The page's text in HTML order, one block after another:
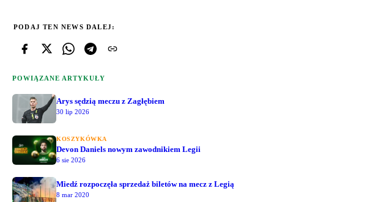
PODAJ TEN NEWS DALEJ:
POWIĄZANE ARTYKUŁY
Arys sędzią meczu z Zagłębiem
30 lip 2026
KOSZYKÓWKA
Devon Daniels nowym zawodnikiem Legii
6 sie 2026
Miedź rozpoczęła sprzedaż biletów na mecz z Legią
8 mar 2020